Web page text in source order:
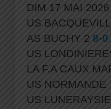
DIM 17 MAI
US
AS BUCHY 2 8-0
US
LA F.A CAUX
US NORMANDE
US